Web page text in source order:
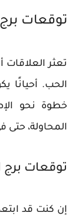
توقعات
تعثر العلاقات
الحب. أحيانًا
خطوة نحو
المحاولة،
توقعات
إن كنت قد